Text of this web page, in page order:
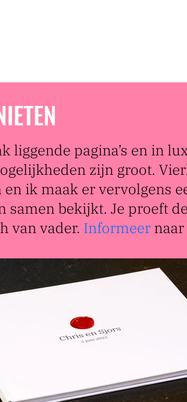
pagina’s en in
zijn groot.
ik maak er vervolgens
bekijkt. Je proeft
van vader. Informeer